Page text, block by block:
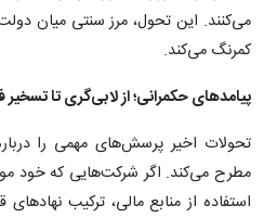
می‌کنند. این تحول، مرز سنتی میان
کمرنگ می‌کند.
پیامدهای حکمرانی؛ از لابی‌گری تا
تحولات اخیر پرسش‌های مهمی را
مطرح می‌کند. اگر شرکت‌هایی که خود
استفاده از منابع مالی، ترکیب نهادهای